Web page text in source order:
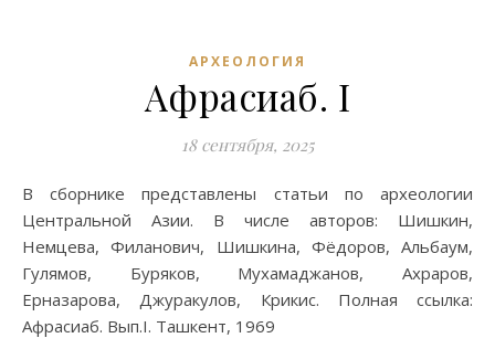
АРХЕОЛОГИЯ
Афрасиаб. I
18 сентября, 2025
В сборнике представлены статьи по археологии
Центральной Азии. В числе авторов: Шишкин,
Немцева, Филанович, Шишкина, Фёдоров, Альбаум,
Гулямов, Буряков, Мухамаджанов, Ахраров,
Ерназарова, Джуракулов, Крикис. Полная ссылка:
Афрасиаб. Вып.I. Ташкент, 1969